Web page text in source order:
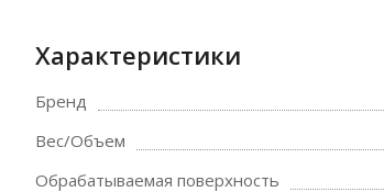
Характеристики
Бренд
Вес/Объем
Обрабатываемая поверхность